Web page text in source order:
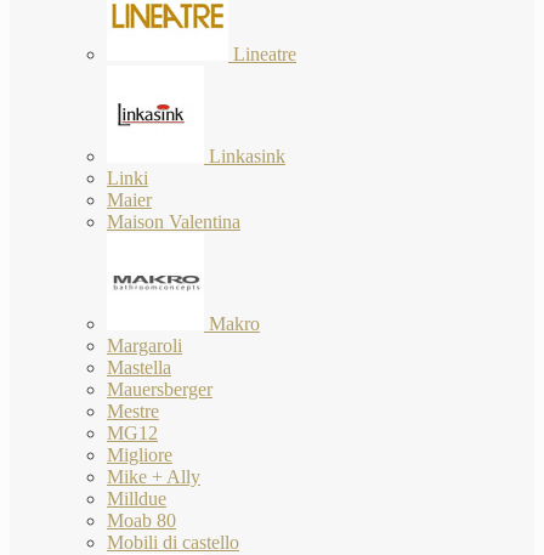
Lineatre
Linkasink
Linki
Maier
Maison Valentina
Makro
Margaroli
Mastella
Mauersberger
Mestre
MG12
Migliore
Mike + Ally
Milldue
Moab 80
Mobili di castello